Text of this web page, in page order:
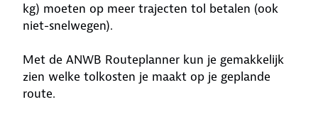
kg) moeten op meer trajecten tol betalen (ook
niet-snelwegen).
Met de ANWB Routeplanner kun je gemakkelijk
zien welke tolkosten je maakt op je geplande
route.